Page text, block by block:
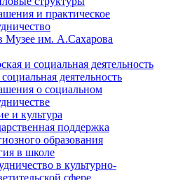
и практическое
Музее им. А.Сахарова
и социальная деятельность
деятельность
о социальном
и культура
поддержка
образования
в школе
в культурно-
сфере